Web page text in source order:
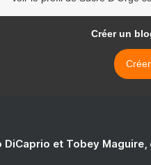
Créer un
DiCaprio et Tobey